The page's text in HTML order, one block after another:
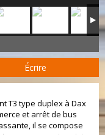
Écrire
T3 type duplex à Dax
et arrêt de bus
il se compose